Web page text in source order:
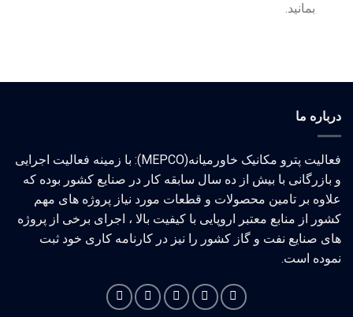
بمانید.
درباره ما
فعالیت پترو مکانیک خاورمیانه(MEPCO): با زمینه فعالیت اجرایی
و بازرگانی با بیش از ده سال سابقه کار در صنایع کشور بوده که
علاوه بر تامین محصولات و قطعات مورد نیاز پروژه های مهم
کشور از منابع معتبر اروپایی با کیفیت بالا ، اجرای برخی از پروژه
های صنایع نفت و گاز کشور را نیز در کارنامه کاری خود ثبت
نموده است.